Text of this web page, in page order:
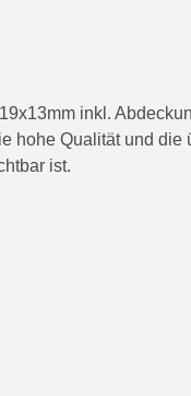
inkl.
hohe Qualität und die
ist.